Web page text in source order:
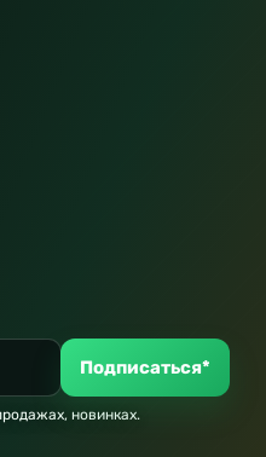
Подписаться*
новинках.